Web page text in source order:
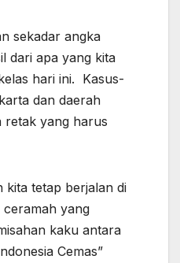
sekadar angka
dari apa yang kita
hari ini. Kasus-
dan daerah
retak yang harus
tetap berjalan di
ceramah yang
kaku antara
Cemas”